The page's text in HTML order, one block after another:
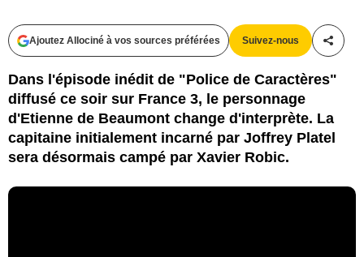
Ajoutez Allociné à vos sources préférées Suivez-nous
Dans l'épisode inédit de "Police de Caractères"
diffusé ce soir sur France 3, le personnage
d'Etienne de Beaumont change d'interprète. La
capitaine initialement incarné par Joffrey Platel
sera désormais campé par Xavier Robic.